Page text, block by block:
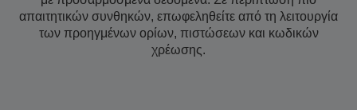
απαιτητικών συνθηκών, επωφεληθείτε από τη λειτουργία
των προηγμένων ορίων, πιστώσεων και κωδικών
χρέωσης.